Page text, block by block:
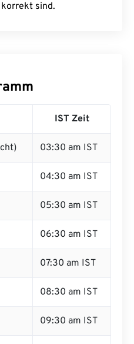
sind.
IST Zeit
03:30 am IST
04:30 am IST
05:30 am IST
06:30 am IST
07:30 am IST
08:30 am IST
09:30 am IST